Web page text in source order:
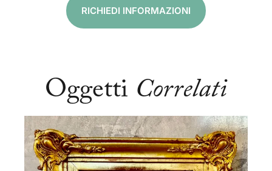
RICHIEDI INFORMAZIONI
Oggetti Correlati